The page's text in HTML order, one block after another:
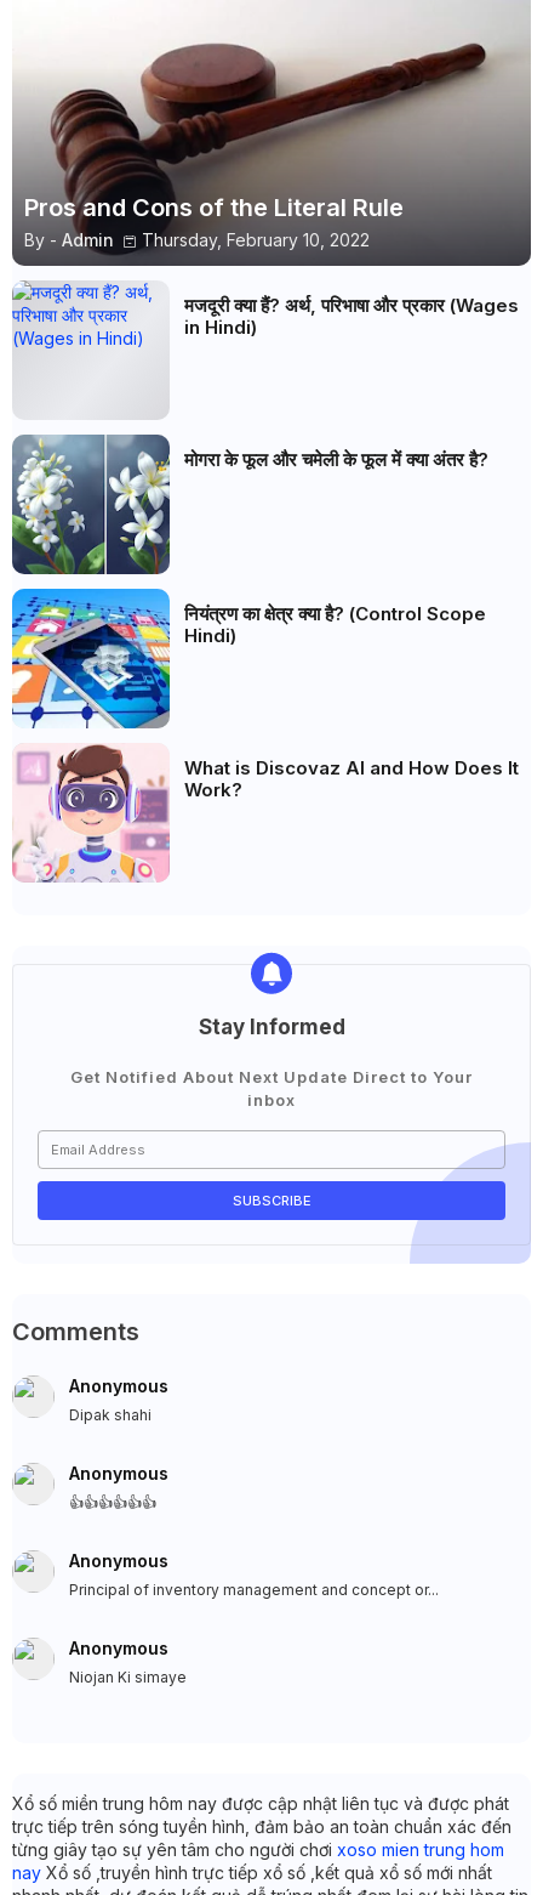
Pros and Cons of the Literal Rule
By - Admin Thursday, February 10, 2022
मजदूरी क्या हैं? अर्थ, परिभाषा और प्रकार (Wages
in Hindi)
मोगरा के फूल और चमेली के फूल में क्या अंतर है?
नियंत्रण का क्षेत्र क्या है? (Control Scope
Hindi)
What is Discovaz AI and How Does It
Work?
Stay Informed
Get Notified About Next Update Direct to Your
inbox
Comments
Anonymous
Dipak shahi
Anonymous
👍👍👍👍👍👍
Anonymous
Principal of inventory management and concept or...
Anonymous
Niojan Ki simaye
Xổ số miền trung hôm nay được cập nhật liên tục và được phát
trực tiếp trên sóng tuyền hình, đảm bảo an toàn chuẩn xác đến
từng giây tạo sự yên tâm cho người chơi xoso mien trung hom
nay Xổ số ,truyền hình trực tiếp xổ số ,kết quả xổ số mới nhất